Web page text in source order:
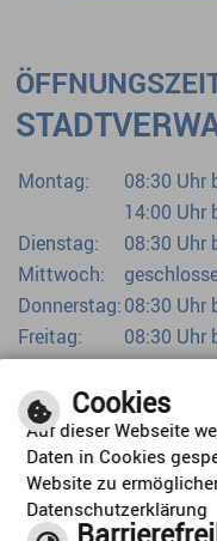
Montag:
08:30 Uhr
14:00 Uhr
Dienstag:
08:30 Uhr
Mittwoch:
Donnerstag:08:30 Uhr
Freitag:
08:30 Uhr
Cookies
Auf dieser Webseite
Daten in Cookies
Website zu
Datenschutzerklärung